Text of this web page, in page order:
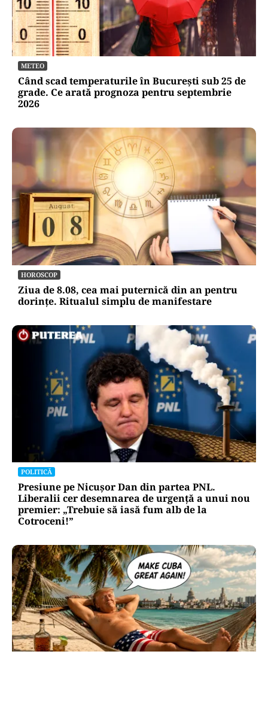
METEO
Când scad temperaturile în București sub 25 de
grade. Ce arată prognoza pentru septembrie
2026
HOROSCOP
Ziua de 8.08, cea mai puternică din an pentru
dorințe. Ritualul simplu de manifestare
POLITICĂ
Presiune pe Nicușor Dan din partea PNL.
Liberalii cer desemnarea de urgență a unui nou
premier: „Trebuie să iasă fum alb de la
Cotroceni!”